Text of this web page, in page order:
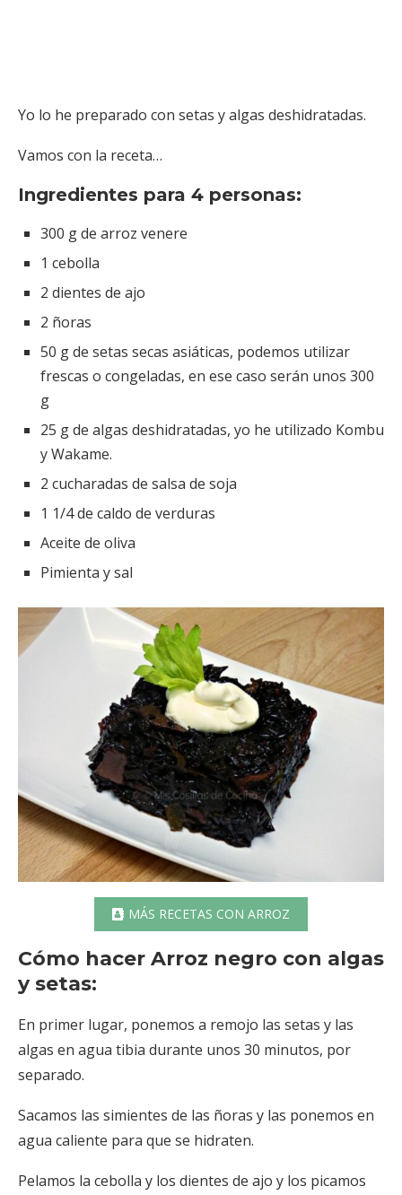
Yo lo he preparado con setas y algas deshidratadas.
Vamos con la receta…
Ingredientes para 4 personas:
300 g de arroz venere
1 cebolla
2 dientes de ajo
2 ñoras
50 g de setas secas asiáticas, podemos utilizar
frescas o congeladas, en ese caso serán unos 300
g
25 g de algas deshidratadas, yo he utilizado Kombu
y Wakame.
2 cucharadas de salsa de soja
1 1/4 de caldo de verduras
Aceite de oliva
Pimienta y sal
MÁS RECETAS CON ARROZ
Cómo hacer Arroz negro con algas
y setas:
En primer lugar, ponemos a remojo las setas y las
algas en agua tibia durante unos 30 minutos, por
separado.
Sacamos las simientes de las ñoras y las ponemos en
agua caliente para que se hidraten.
Pelamos la cebolla y los dientes de ajo y los picamos